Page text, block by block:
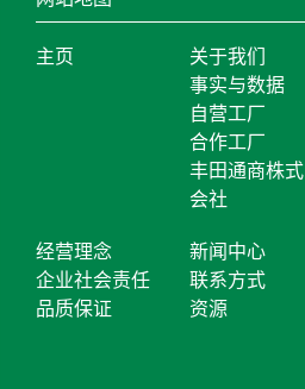
主页
关于我们
事实与数据
自营工厂
合作工厂
丰田通商株式
会社
经营理念
企业社会责任
品质保证
新闻中心
联系方式
资源